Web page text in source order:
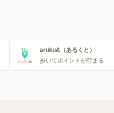
aruku&（あるくと）
歩いてポイントが貯まる